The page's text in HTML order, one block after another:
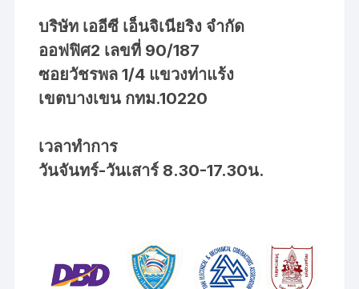
บริษัท เออีซี เอ็นจิเนียริง จำกัด
ออฟฟิศ2 เลขที่ 90/187
ซอยวัชรพล 1/4 แขวงท่าแร้ง
เขตบางเขน กทม.10220
เวลาทำการ
วันจันทร์-วันเสาร์ 8.30-17.30น.